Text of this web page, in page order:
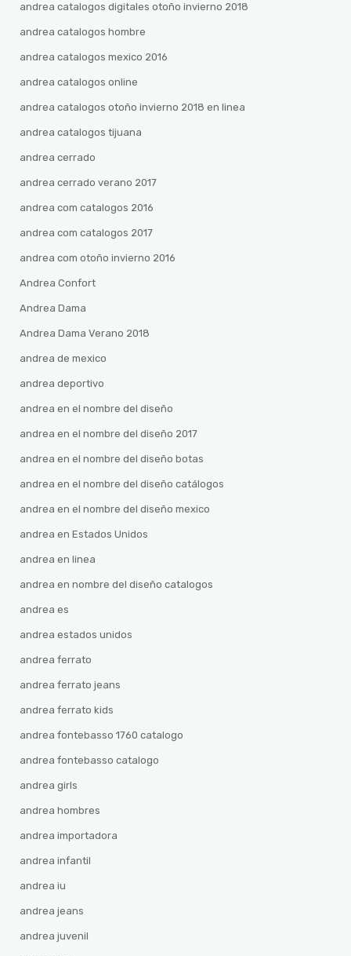
andrea catalogos digitales otoño invierno 2018
andrea catalogos hombre
andrea catalogos mexico 2016
andrea catalogos online
andrea catalogos otoño invierno 2018 en linea
andrea catalogos tijuana
andrea cerrado
andrea cerrado verano 2017
andrea com catalogos 2016
andrea com catalogos 2017
andrea com otoño invierno 2016
Andrea Confort
Andrea Dama
Andrea Dama Verano 2018
andrea de mexico
andrea deportivo
andrea en el nombre del diseño
andrea en el nombre del diseño 2017
andrea en el nombre del diseño botas
andrea en el nombre del diseño catálogos
andrea en el nombre del diseño mexico
andrea en Estados Unidos
andrea en linea
andrea en nombre del diseño catalogos
andrea es
andrea estados unidos
andrea ferrato
andrea ferrato jeans
andrea ferrato kids
andrea fontebasso 1760 catalogo
andrea fontebasso catalogo
andrea girls
andrea hombres
andrea importadora
andrea infantil
andrea iu
andrea jeans
andrea juvenil